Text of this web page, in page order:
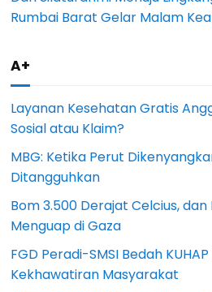
Rumbai Barat Gelar Malam
A+
Layanan Kesehatan Gratis
Sosial atau Klaim?
MBG: Ketika Perut
Ditangguhkan
Bom 3.500 Derajat Celcius,
Menguap di Gaza
FGD Peradi-SMSI Bedah
Kekhawatiran Masyarakat